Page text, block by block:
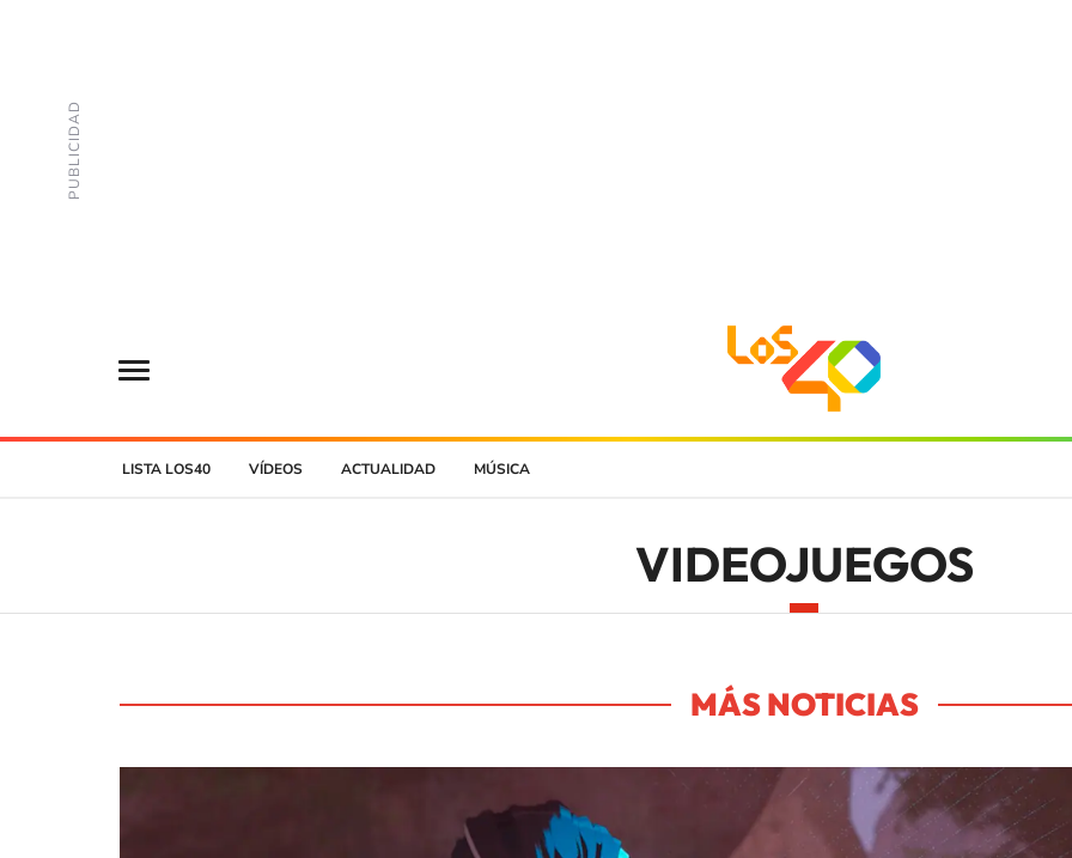
LISTA LOS40 VÍDEOS ACTUALIDAD MÚSICA
VIDEOJUEGOS
MÁS NOTICIAS